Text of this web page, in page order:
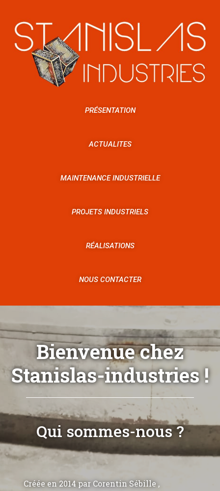
PRÉSENTATION
ACTUALITES
MAINTENANCE INDUSTRIELLE
PROJETS INDUSTRIELS
RÉALISATIONS
NOUS CONTACTER
Bienvenue chez
Stanislas-industries !
Qui sommes-nous ?
Créée en 2014 par Corentin Sébille ,